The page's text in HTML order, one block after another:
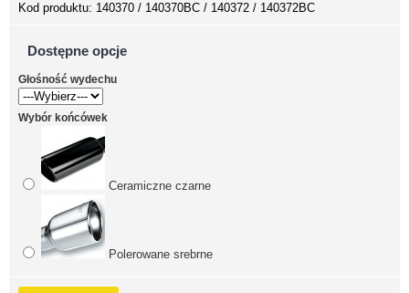
Kod produktu: 140370 / 140370BC / 140372 / 140372BC
Dostępne opcje
Głośność wydechu
Wybór końcówek
Ceramiczne czarne
Polerowane srebrne